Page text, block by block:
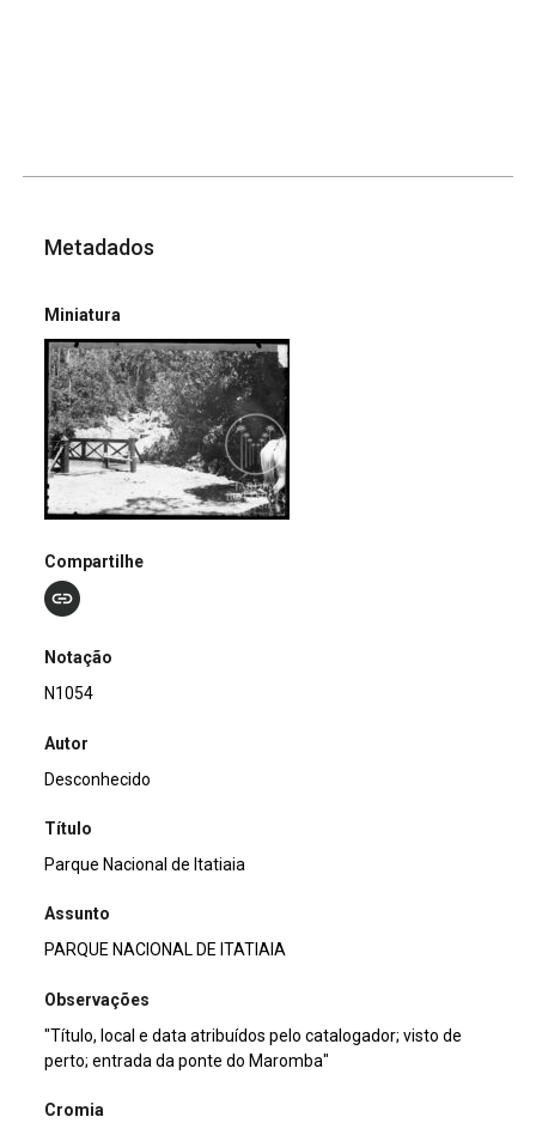
Metadados
Miniatura
Compartilhe
Notação
N1054
Autor
Desconhecido
Título
Parque Nacional de Itatiaia
Assunto
PARQUE NACIONAL DE ITATIAIA
Observações
"Título, local e data atribuídos pelo catalogador; visto de
perto; entrada da ponte do Maromba"
Cromia